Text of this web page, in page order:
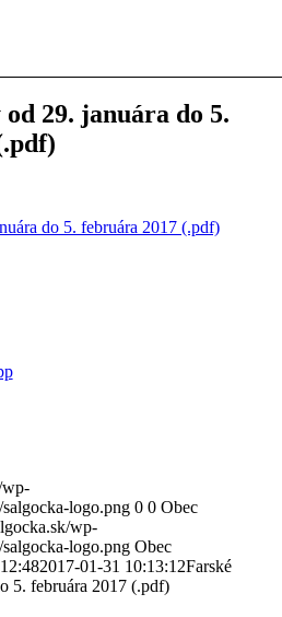
29. januára do 5.
do 5. februára 2017 (.pdf)
wp-
logo.png 0 0 Obec
wp-
logo.png Obec
2017-01-31 10:13:12Farské
5. februára 2017 (.pdf)